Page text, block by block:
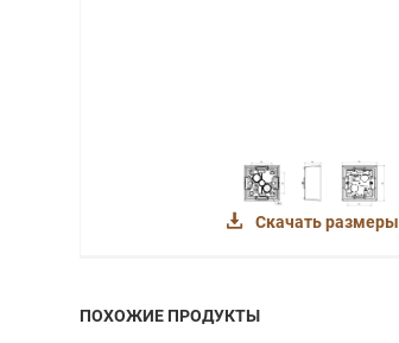
Скачать размеры
ПОХОЖИЕ ПРОДУКТЫ